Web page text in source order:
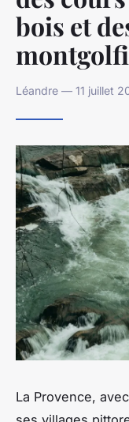
bois et
Léandre — 11 juillet
La Provence,